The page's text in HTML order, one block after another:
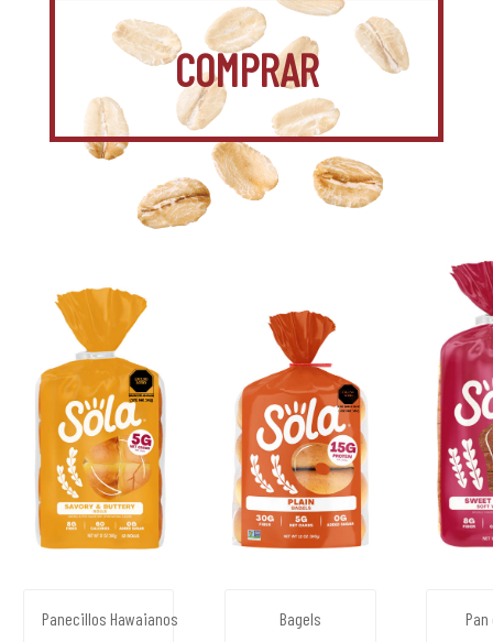
COMPRAR
Panecillos Hawaianos Bagels Pan